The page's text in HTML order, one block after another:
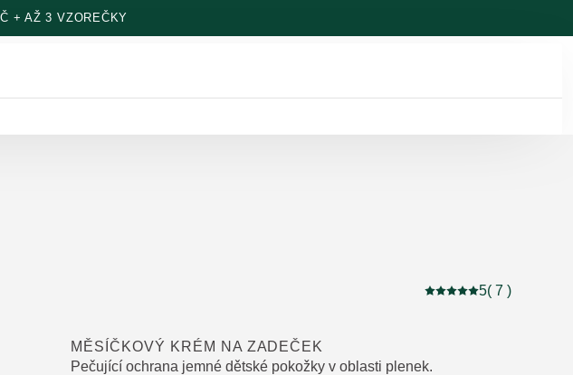
+ AŽ 3 VZOREČKY
Aktuální hodnocení: 5
5( 7 )
MĚSÍČKOVÝ KRÉM NA ZADEČEK
Pečující ochrana jemné dětské pokožky v oblasti plenek.